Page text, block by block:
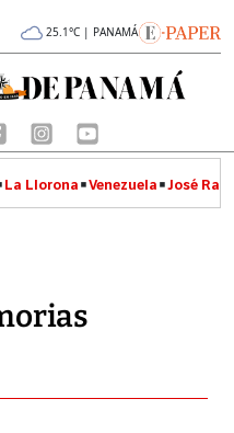
25.1°C | PANAMÁ
La Llorona Venezuela José